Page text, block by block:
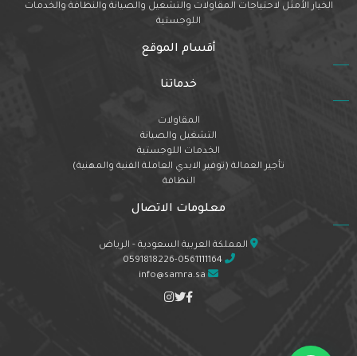
الخيار الأمثل لاحتياجات المقاولات والتشغيل والصيانة والنظافة والخدمات
اللوجستية
أقسام الموقع
خدماتنا
المقاولات
التشغيل والصيانة
الخدمات اللوجستية
تأجير العمالة (توفير الايدي العاملة الفنية والمهنية)
النظافة
معلومات الاتصال
المملكة العربية السعودية - الرياض
0591818226-0561111164
info@samra.sa